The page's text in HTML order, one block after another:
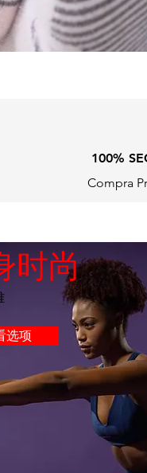
100%
Compra
时尚
选项